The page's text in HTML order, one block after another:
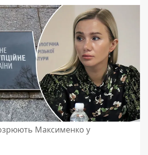
Максименко у